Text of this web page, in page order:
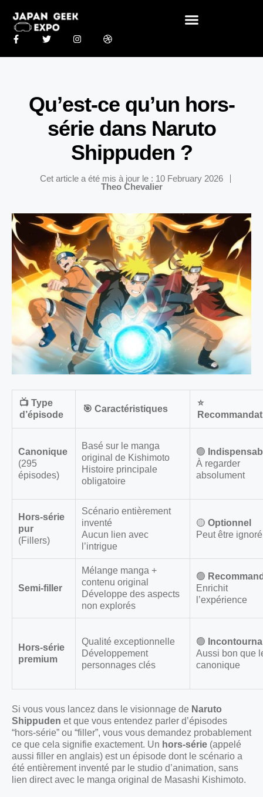
Qu’est-ce qu’un hors-
série dans Naruto
Shippuden ?
Cet article a été mis à jour le : 10 February 2026
Theo Chevalier
📺 Type
d’épisode
🎯 Caractéristiques
⭐
Canonique
(295
épisodes)
Basé sur le manga
original de Kishimoto
Histoire principale
obligatoire
🟢
À regarder
absolument
Hors-série
pur
(Fillers)
Scénario entièrement
inventé
Aucun lien avec
l’intrigue
🟡 Optionnel
Peut être ignoré
Semi-filler
Mélange manga +
contenu original
Développe des aspects
non explorés
🟢
Enrichit
l’expérience
Hors-série
premium
Qualité exceptionnelle
Développement
personnages clés
🟢
Aussi bon que
canonique
Si vous vous lancez dans le visionnage de Naruto
Shippuden et que vous entendez parler d’épisodes
“hors-série” ou “filler”, vous vous demandez probablement
ce que cela signifie exactement. Un hors-série (appelé
aussi filler en anglais) est un épisode dont le scénario a
été entièrement inventé par le studio d’animation, sans
lien direct avec le manga original de Masashi Kishimoto.